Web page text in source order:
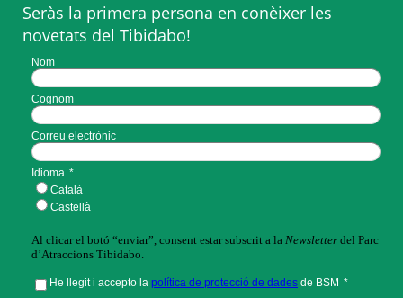
Seràs la primera persona en conèixer les
novetats del Tibidabo!